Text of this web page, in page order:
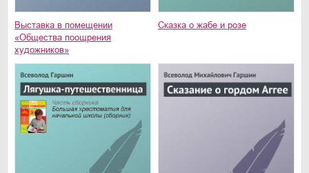
Выставка в помещении
«Общества поощрения
художников»
Сказка о жабе и розе